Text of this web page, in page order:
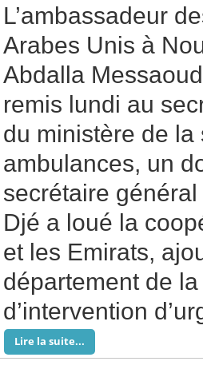
L’ambassadeur
Arabes Unis à
Abdalla
remis lundi au
du ministère de la
ambulances, un
secrétaire
Djé a loué la
et les Emirats,
département de
d’intervention
Lire la suite...